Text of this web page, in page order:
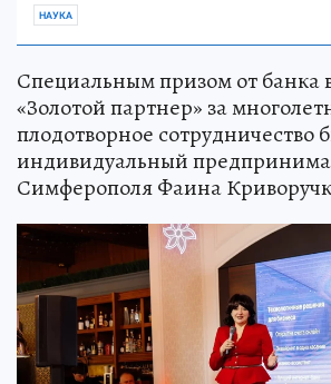
НАУКА
Специальным призом от банка
«Золотой партнер» за
плодотворное сотрудничество
индивидуальный
Симферополя Фаина